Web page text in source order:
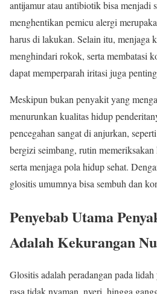
antijamur atau antibiotik bisa menjadi
menghentikan pemicu alergi
harus di lakukan. Selain itu, menjaga
menghindari rokok, serta membatasi
dapat memperparah iritasi juga
Meskipun bukan penyakit yang
menurunkan kualitas hidup
pencegahan sangat di anjurkan,
bergizi seimbang, rutin
serta menjaga pola hidup sehat.
glositis umumnya bisa sembuh dan
Penyebab Utama
Adalah Kekurangan
Glositis adalah peradangan pada